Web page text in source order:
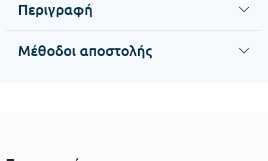
Περιγραφή
Μέθοδοι αποστολής